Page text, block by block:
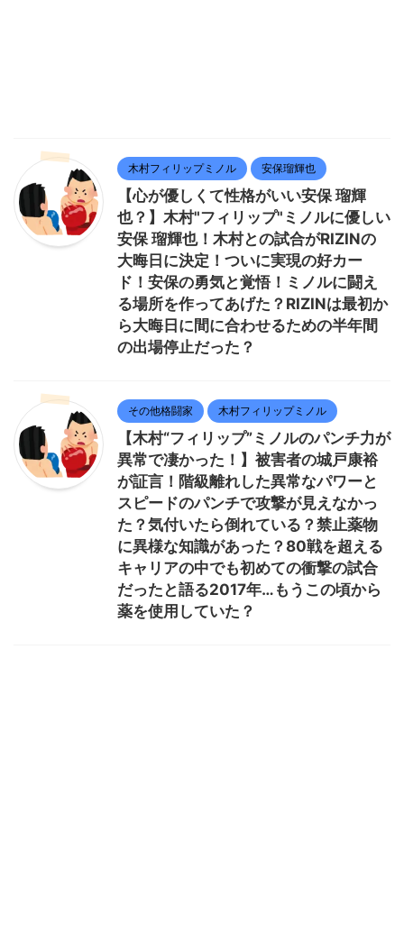
木村フィリップミノル 安保瑠輝也
【心が優しくて性格がいい安保 瑠輝
也？】木村"フィリップ"ミノルに優しい
安保 瑠輝也！木村との試合がRIZINの
大晦日に決定！ついに実現の好カー
ド！安保の勇気と覚悟！ミノルに闘え
る場所を作ってあげた？RIZINは最初か
ら大晦日に間に合わせるための半年間
の出場停止だった？
その他格闘家 木村フィリップミノル
【木村“フィリップ”ミノルのパンチ力が
異常で凄かった！】被害者の城戸康裕
が証言！階級離れした異常なパワーと
スピードのパンチで攻撃が見えなかっ
た？気付いたら倒れている？禁止薬物
に異様な知識があった？80戦を超える
キャリアの中でも初めての衝撃の試合
だったと語る2017年…もうこの頃から
薬を使用していた？